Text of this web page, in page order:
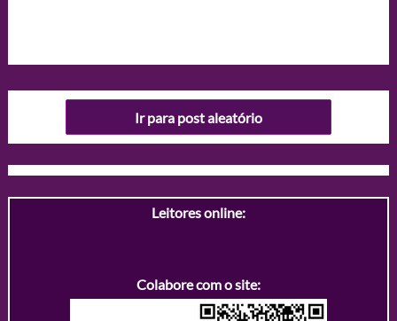
Ir para post aleatório
Leitores online:
Colabore com o site: